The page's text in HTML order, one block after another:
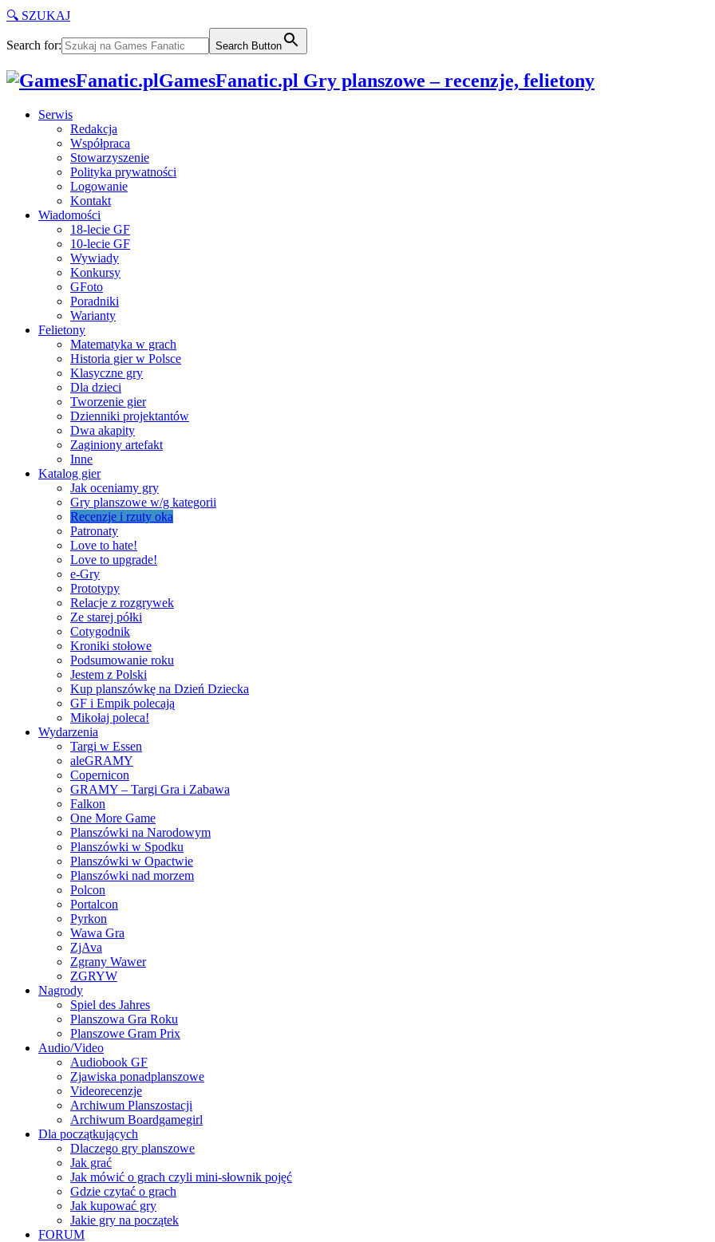
🔍 SZUKAJ
Search for: Search Button
GamesFanatic.pl Gry planszowe – recenzje, felietony
Serwis
Redakcja
Współpraca
Stowarzyszenie
Polityka prywatności
Logowanie
Kontakt
Wiadomości
18-lecie GF
10-lecie GF
Wywiady
Konkursy
GFoto
Poradniki
Warianty
Felietony
Matematyka w grach
Historia gier w Polsce
Klasyczne gry
Dla dzieci
Tworzenie gier
Dzienniki projektantów
Dwa akapity
Zaginiony artefakt
Inne
Katalog gier
Jak oceniamy gry
Gry planszowe w/g kategorii
Recenzje i rzuty oka
Patronaty
Love to hate!
Love to upgrade!
e-Gry
Prototypy
Relacje z rozgrywek
Ze starej półki
Cotygodnik
Kroniki stołowe
Podsumowanie roku
Jestem z Polski
Kup planszówkę na Dzień Dziecka
GF i Empik polecają
Mikołaj poleca!
Wydarzenia
Targi w Essen
aleGRAMY
Copernicon
GRAMY – Targi Gra i Zabawa
Falkon
One More Game
Planszówki na Narodowym
Planszówki w Spodku
Planszówki w Opactwie
Planszówki nad morzem
Polcon
Portalcon
Pyrkon
Wawa Gra
ZjAva
Zgrany Wawer
ZGRYW
Nagrody
Spiel des Jahres
Planszowa Gra Roku
Planszowe Gram Prix
Audio/Video
Audiobook GF
Zjawiska ponadplanszowe
Videorecenzje
Archiwum Planszostacji
Archiwum Boardgamegirl
Dla początkujących
Dlaczego gry planszowe
Jak grać
Jak mówić o grach czyli mini-słownik pojęć
Gdzie czytać o grach
Jak kupować gry
Jakie gry na początek
FORUM